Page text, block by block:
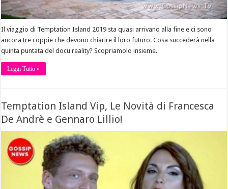
Il viaggio di Temptation Island 2019 sta quasi arrivano alla fine e ci sono
ancora tre coppie che devono chiarire il loro futuro. Cosa succederà nella
quinta puntata del docu reality? Scopriamolo insieme.
Leggi Tutto »
Temptation Island Vip, Le Novità di Francesca
De Andrè e Gennaro Lillio!